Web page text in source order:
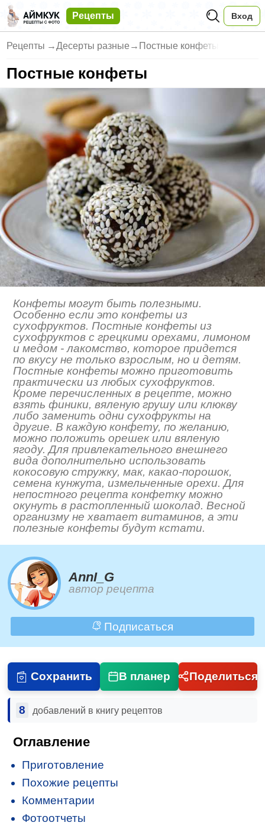
Рецепты Вход
Рецепты →Десерты разные → Постные конфеты
Постные конфеты
Конфеты могут быть полезными.
Особенно если это конфеты из
сухофруктов. Постные конфеты из
сухофруктов с грецкими орехами, лимоном
и медом - лакомство, которое придется
по вкусу не только взрослым, но и детям.
Постные конфеты можно приготовить
практически из любых сухофруктов.
Кроме перечисленных в рецепте, можно
взять финики, вяленую грушу или клюкву
либо заменить одни сухофрукты на
другие. В каждую конфету, по желанию,
можно положить орешек или вяленую
ягоду. Для привлекательного внешнего
вида дополнительно использовать
кокосовую стружку, мак, какао-порошок,
семена кунжута, измельченные орехи. Для
непостного рецепта конфетку можно
окунуть в растопленный шоколад. Весной
организму не хватает витаминов, а эти
полезные конфеты будут кстати.
AnnI_G
автор рецепта
Подписаться
Сохранить В планер Поделиться
8 добавлений в книгу рецептов
Оглавление
Приготовление
Похожие рецепты
Комментарии
Фотоотчеты